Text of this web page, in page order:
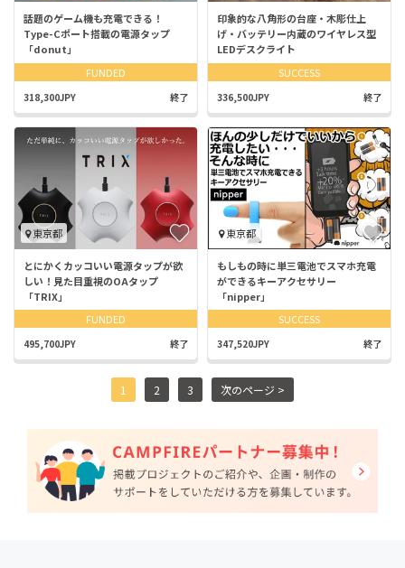
話題のゲーム機も充電できる！
Type-Cポート搭載の電源タップ
「donut」
FUNDED
318,300JPY 終了
印象的な八角形の台座・木彫仕上
げ・バッテリー内蔵のワイヤレス型
LEDデスクライト
SUCCESS
336,500JPY 終了
東京都
とにかくカッコいい電源タップが欲
しい！見た目重視のOAタップ
「TRIX」
FUNDED
495,700JPY 終了
東京都
もしもの時に単三電池でスマホ充電
ができるキーアクセサリー
「nipper」
SUCCESS
347,520JPY 終了
1 2 3 次のページ >